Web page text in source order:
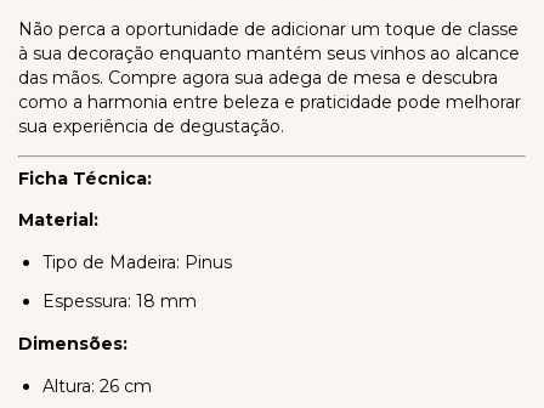
Não perca a oportunidade de adicionar um toque de classe
à sua decoração enquanto mantém seus vinhos ao alcance
das mãos. Compre agora sua adega de mesa e descubra
como a harmonia entre beleza e praticidade pode melhorar
sua experiência de degustação.
Ficha Técnica:
Material:
Tipo de Madeira: Pinus
Espessura: 18 mm
Dimensões:
Altura: 26 cm